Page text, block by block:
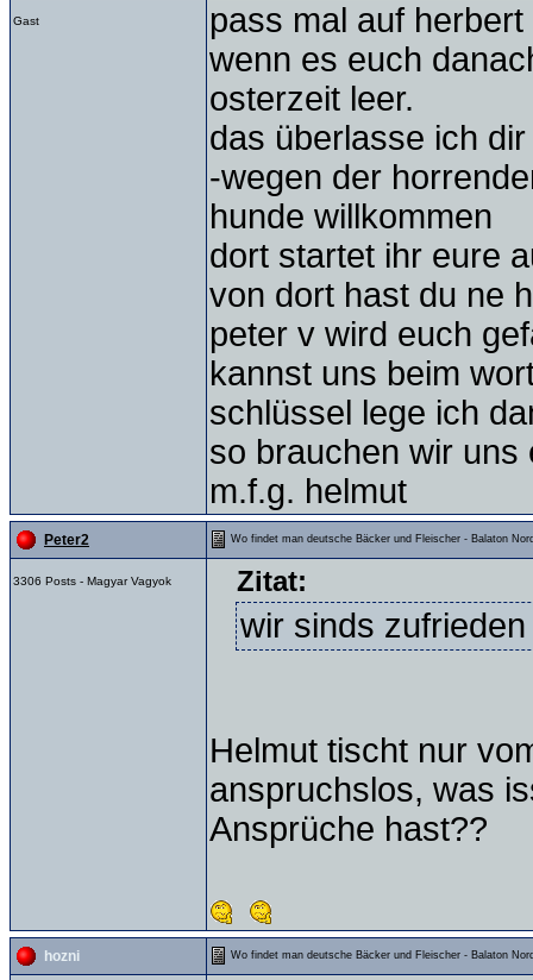
Gast
pass mal auf herbert
wenn es euch
osterzeit leer.
das überlasse ich
-wegen der
hunde willkommen
dort startet ihr eure
von dort hast du ne
peter v wird euch
kannst uns beim
schlüssel lege ich
so brauchen wir uns
m.f.g. helmut
Peter2 Wo findet man deutsche Bäcker und Fleischer - Balaton
3306 Posts - Magyar Vagyok Zitat:
wir sinds
Helmut tischt nur
anspruchslos, was
Ansprüche hast??
hozni Wo findet man deutsche Bäcker und Fleischer - Balaton